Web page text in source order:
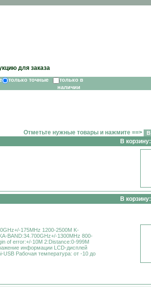
для заказа
только точные
только в
наличии
Отметьте нужные товары и нажмите ==>
В корзину:
В корзину:
175MHz 1200-2500M K-
BAND:34.700GHz+/-1300MHz 800-
of error:+/-10M 2:Distance:0-999M
информации LCD-дисплей
Рабочая температура: от -10 до